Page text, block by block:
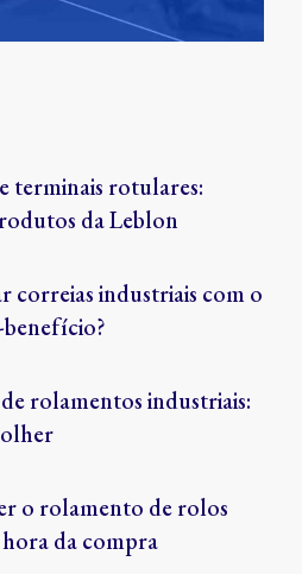
terminais rotulares:
da Leblon
correias industriais com o
rolamentos industriais:
o rolamento de rolos
da compra